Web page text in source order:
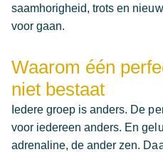
saamhorigheid, trots en
voor gaan.
Waarom één
niet bestaat
Iedere groep is anders. De
voor iedereen anders. En
adrenaline, de ander zen.